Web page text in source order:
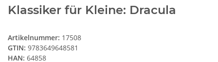
Klassiker für Kleine: Dracula
Artikelnummer: 17508
GTIN: 9783649648581
HAN: 64858